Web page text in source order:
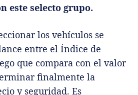
este selecto grupo.
los vehículos se
entre el Índice de
que compara con el valor
finalmente la
y seguridad. Es